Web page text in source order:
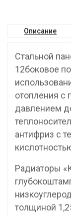
Описание
Стальной
12боковое
отопления с
давлением
антифриз с
Радиаторы
толщиной